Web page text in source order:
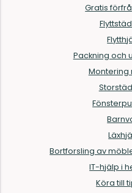
Gratis
Packning och
Montering
Bortforsling av
IT-hjälp i
Köra till